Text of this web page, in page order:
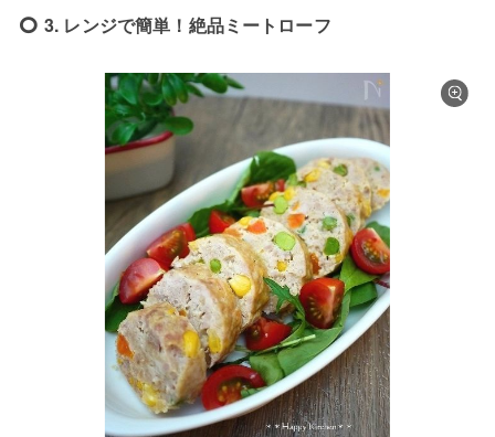
3. レンジで簡単！絶品ミートローフ